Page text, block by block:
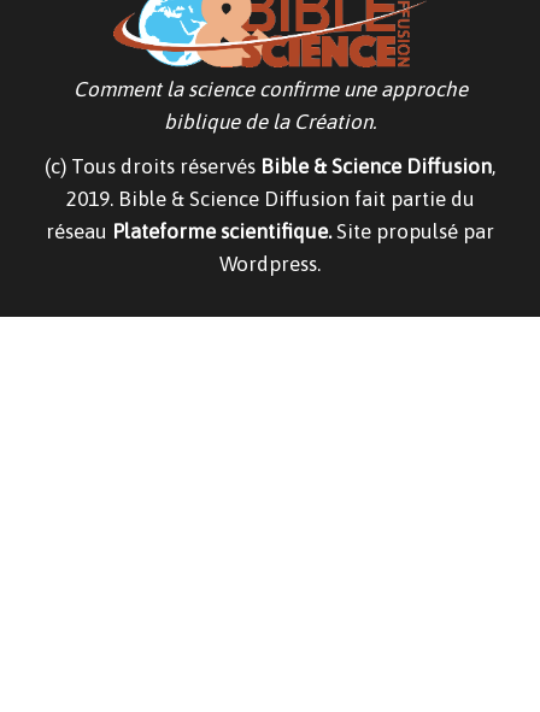
i
Comment la science confirme une approche
biblique de la Création.
(c) Tous droits réservés Bible & Science Diffusion,
2019. Bible & Science Diffusion fait partie du
réseau Plateforme scientifique.Site propulsé par
Wordpress.